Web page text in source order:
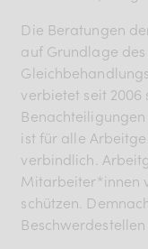
Die Beratungen
auf Grundlage
verbietet seit 2006
ist für alle
verbindlich.
Mitarbeiter*innen
schützen.